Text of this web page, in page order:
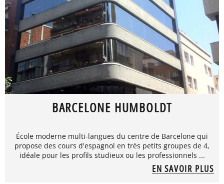
BARCELONE HUMBOLDT
École moderne multi-langues du centre de Barcelone qui
propose des cours d'espagnol en très petits groupes de 4,
idéale pour les profils studieux ou les professionnels ...
EN SAVOIR PLUS